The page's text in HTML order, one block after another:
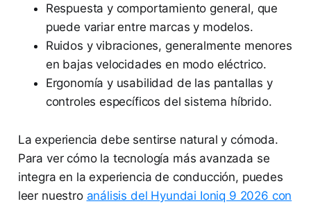
Respuesta y comportamiento general, que
puede variar entre marcas y modelos.
Ruidos y vibraciones, generalmente menores
en bajas velocidades en modo eléctrico.
Ergonomía y usabilidad de las pantallas y
controles específicos del sistema híbrido.
La experiencia debe sentirse natural y cómoda.
Para ver cómo la tecnología más avanzada se
integra en la experiencia de conducción, puedes
leer nuestro análisis del Hyundai Ioniq 9 2026 con